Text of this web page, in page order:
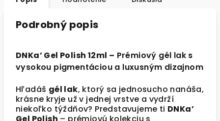
Podrobný popis
DNKa’ Gel Polish 12ml – Prémiový gél lak s
vysokou pigmentáciou a luxusným dizajnom
Hľadáš gél lak, ktorý sa jednosucho nanáša,
krásne kryje už v jednej vrstve a vydrží
niekoľko týždňov? Predstavujeme ti DNKa’